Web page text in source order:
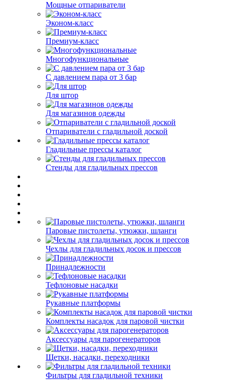
Мощные отпариватели
Эконом-класс
Премиум-класс
Многофункциональные
С давлением пара от 3 бар
Для штор
Для магазинов одежды
Отпариватели с гладильной доской
Гладильные прессы каталог
Стенды для гладильных прессов
Паровые пистолеты, утюжки, шланги
Чехлы для гладильных досок и прессов
Принадлежности
Тефлоновые насадки
Рукавные платформы
Комплекты насадок для паровой чистки
Аксессуары для парогенераторов
Щетки, насадки, переходники
Фильтры для гладильной техники